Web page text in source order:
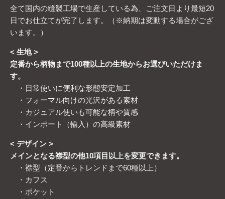
全て国内の縫製工場で生産している為、ご注文日より最短20
日でお仕立てが完了します。（※納期は変動する場合がござ
います。）
< 生地 >
定番から柄物まで100種以上の生地からお選びいただけま
す。
・日常使いに便利な形態安定加工
・フォーマル向けの光沢がある素材
・カジュアル使いも可能な柄や質感
・インポート（輸入）の高級素材
< デザイン >
メインとなる襟型の他10項目以上を変更できます。
・襟型（定番からトレンドまで60種以上）
・カフス
・ポケット